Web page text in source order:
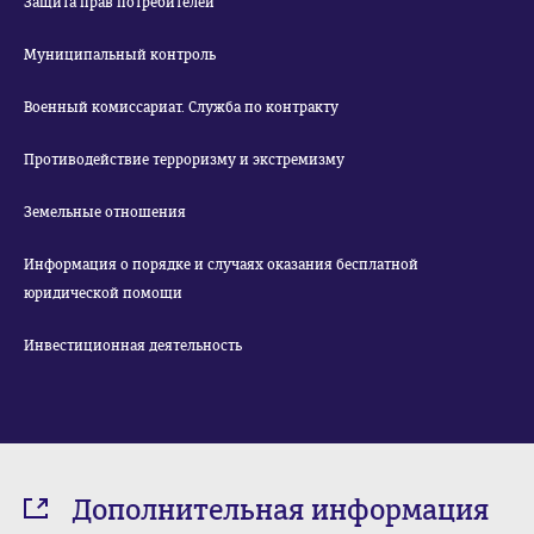
Муниципальный контроль
Военный комиссариат. Служба по контракту
Противодействие терроризму и экстремизму
Земельные отношения
Информация о порядке и случаях оказания бесплатной
юридической помощи
Инвестиционная деятельность
Дополнительная информация